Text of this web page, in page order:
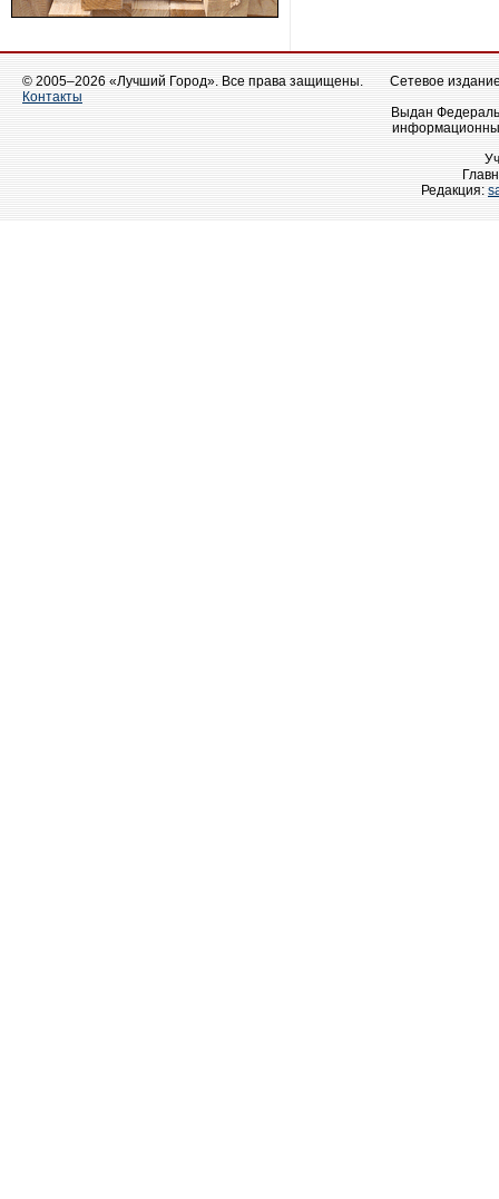
© 2005–2026 «Лучший Город». Все права защищены.
Контакты
Сетевое
Выдан
Редакция: